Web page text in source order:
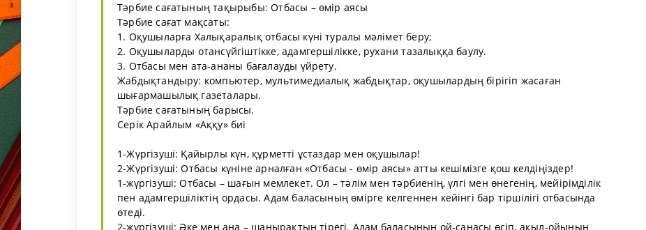
Тәрбие сағатының тақырыбы: Отбасы – өмір аясы
Тәрбие сағат мақсаты:
1. Оқушыларға Халықаралық отбасы күні туралы мәлімет беру;
2. Оқушыларды отансүйгіштікке, адамгершілікке, рухани тазалыққа баулу.
3. Отбасы мен ата-ананы бағалауды үйрету.
Жабдықтандыру: компьютер, мультимедиалық жабдықтар, оқушылардың бірігіп жасаған
шығармашылық газеталары.
Тәрбие сағатының барысы.
Серік Арайлым «Аққу» биі
1-Жүргізуші: Қайырлы күн, құрметті ұстаздар мен оқушылар!
2-Жүргізуші: Отбасы күніне арналған «Отбасы - өмір аясы» атты кешімізге қош келдіңіздер!
1-жүргізуші: Отбасы – шағын мемлекет. Ол – тәлім мен тәрбиенің, үлгі мен өнегенің, мейірімділік
пен адамгершіліктің ордасы. Адам баласының өмірге келгеннен кейінгі бар тіршілігі отбасында
өтеді.
2-жүргізуші: Әке мен ана – шаңырақтың тірегі. Адам баласының ой-санасы өсіп, ақыл-ойының